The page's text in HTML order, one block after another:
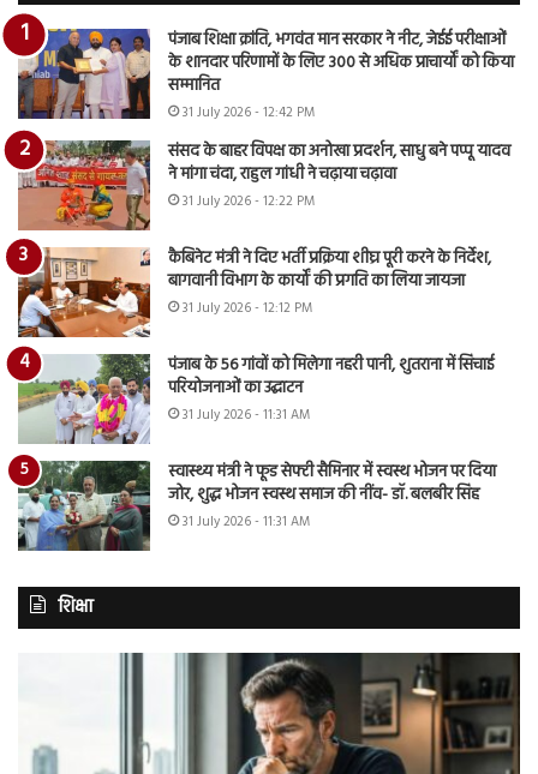
पंजाब शिक्षा क्रांति, भगवंत मान सरकार ने नीट, जेईई परीक्षाओं
के शानदार परिणामों के लिए 300 से अधिक प्राचार्यों को किया
सम्मानित
31 July 2026 - 12:42 PM
संसद के बाहर विपक्ष का अनोखा प्रदर्शन, साधु बने पप्पू यादव
ने मांगा चंदा, राहुल गांधी ने चढ़ाया चढ़ावा
31 July 2026 - 12:22 PM
कैबिनेट मंत्री ने दिए भर्ती प्रक्रिया शीघ्र पूरी करने के निर्देश,
बागवानी विभाग के कार्यों की प्रगति का लिया जायजा
31 July 2026 - 12:12 PM
पंजाब के 56 गांवों को मिलेगा नहरी पानी, शुतराना में सिंचाई
परियोजनाओं का उद्घाटन
31 July 2026 - 11:31 AM
स्वास्थ्य मंत्री ने फूड सेफ्टी सैमिनार में स्वस्थ भोजन पर दिया
जोर, शुद्ध भोजन स्वस्थ समाज की नींव- डॉ. बलबीर सिंह
31 July 2026 - 11:31 AM
शिक्षा